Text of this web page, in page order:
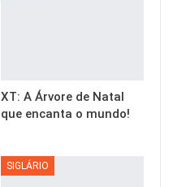
XT: A Árvore de Natal
que encanta o mundo!
SIGLÁRIO